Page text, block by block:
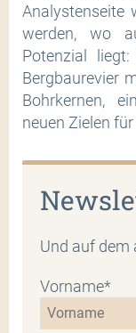
Analystenseite
werden, wo
Potenzial
Bergbaurevier
Bohrkernen,
neuen Zielen
Und auf dem
Vorname*